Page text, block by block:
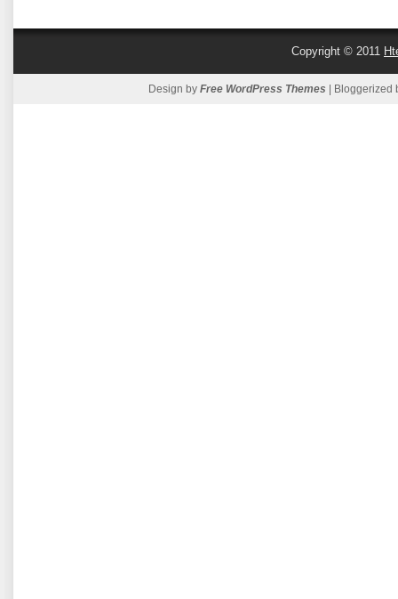
Copyright © 2011
Design by Free WordPress Themes | Bloggerized